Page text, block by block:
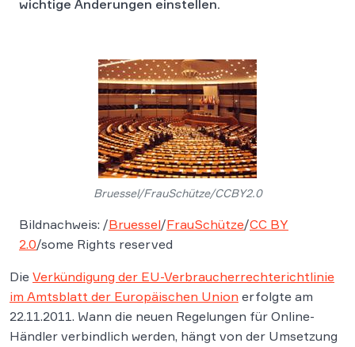
wichtige Änderungen einstellen.
Bruessel/FrauSchütze/CCBY2.0
Bildnachweis: /Bruessel/FrauSchütze/CC BY
2.0/some Rights reserved
Die Verkündigung der EU-Verbraucherrechterichtlinie
im Amtsblatt der Europäischen Union erfolgte am
22.11.2011. Wann die neuen Regelungen für Online-
Händler verbindlich werden, hängt von der Umsetzung